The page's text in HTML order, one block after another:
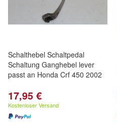
Schalthebel Schaltpedal
Schaltung Ganghebel lever
passt an Honda Crf 450 2002
17,95 €
Kostenloser Versand